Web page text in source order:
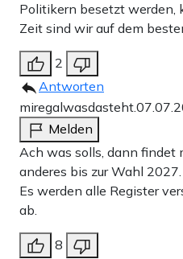
Politikern besetzt werden,
Zeit sind wir auf dem
2
Antworten
miregalwasdasteht.
Melden
Ach was solls, dann findet
anderes bis zur Wahl 2027.
Es werden alle Register
ab.
8